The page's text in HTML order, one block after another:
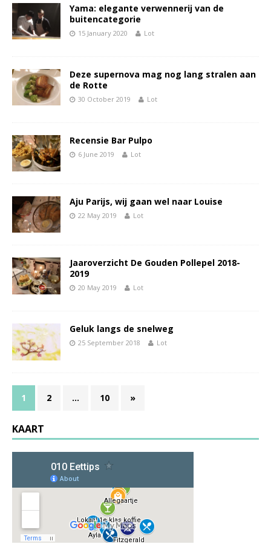
Yama: elegante verwennerij van de
buitencategorie
15 January 2020 Lot
Deze supernova mag nog lang stralen aan
de Rotte
30 October 2019 Lot
Recensie Bar Pulpo
6 June 2019 Lot
Aju Parijs, wij gaan wel naar Louise
22 May 2019 Lot
Jaaroverzicht De Gouden Pollepel 2018-
2019
20 May 2019 Lot
Geluk langs de snelweg
25 September 2018 Lot
1 2 … 10 »
KAART